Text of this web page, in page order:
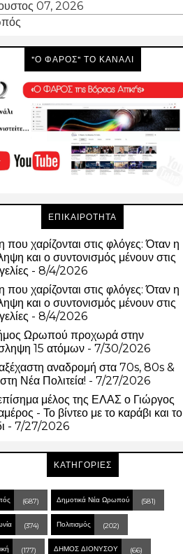
07, 2026
"Ο ΦΑΡΟΣ" ΤΟ ΚΑΝΑΛΙ
ΕΠΙΚΑΙΡΟΤΗΤΑ
που χαρίζονται στις φλόγες: Όταν η
και ο συντονισμός μένουν στις
- 8/4/2026
που χαρίζονται στις φλόγες: Όταν η
και ο συντονισμός μένουν στις
- 8/4/2026
Ωρωπού προχωρά στην
15 ατόμων - 7/30/2026
αναδρομή στα 70s, 80s &
Νέα Πολιτεία! - 7/27/2026
μέλος της ΕΛΑΣ ο Γιώργος
- Το βίντεο με το καράβι και το
- 7/27/2026
ΚΑΤΗΓΟΡΙΕΣ
(687) Δημοτικά Νέα Ωρωπού (581)
(374) Πολιτισμός (202)
(177) ΔΗΜΟΣ ΔΙΟΝΥΣΟΥ (66)